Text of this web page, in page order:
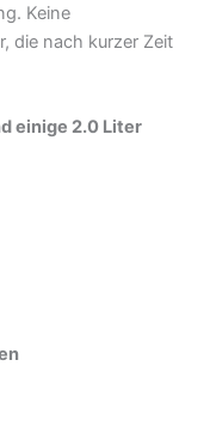
Keine
die nach kurzer Zeit
einige 2.0 Liter